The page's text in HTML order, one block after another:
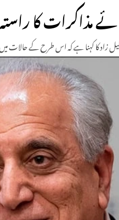
مذاکرات کا
زاد کا کہنا ہے کہ اس طرح کے حالات